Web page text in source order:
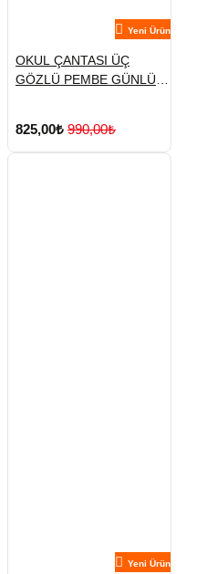
Yeni Ürün
OKUL ÇANTASI ÜÇ
GÖZLÜ PEMBE GÜNLÜK
825,00₺ 990,00₺
Yeni Ürün